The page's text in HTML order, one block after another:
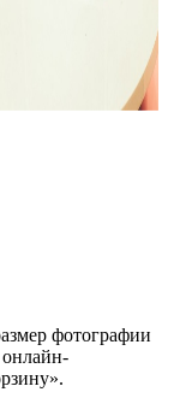
фотографии